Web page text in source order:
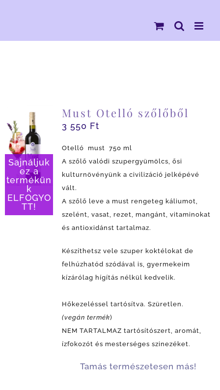
Sajnáljuk
ez a
termékün
k
ELFOGYO
TT!
Must Otelló szőlőből
3 550 Ft
Otelló must 750 ml
A szőlő valódi szupergyümölcs, ősi
kulturnövényünk a civilizáció jelképévé
vált.
A szőlő leve a must rengeteg káliumot,
szelént, vasat, rezet, mangánt, vitaminokat
és antioxidánst tartalmaz.
Készíthetsz vele szuper koktélokat de
felhúzhatód szódával is, gyermekeim
kízárólag hígítás nélkül kedvelik.
Hőkezeléssel tartósítva. Szüretlen.
(vegán termék)
NEM TARTALMAZ tartósítószert, aromát,
ízfokozót és mesterséges szinezéket.
Tamás természetesen más!